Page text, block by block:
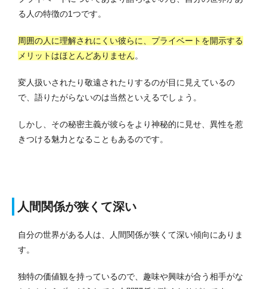
る人の特徴の1つです。
周囲の人に理解されにくい彼らに、プライベートを開示する
メリットはほとんどありません。
変人扱いされたり敬遠されたりするのが目に見えているの
で、語りたがらないのは当然といえるでしょう。
しかし、その秘密主義が彼らをより神秘的に見せ、異性を惹
きつける魅力となることもあるのです。
人間関係が狭くて深い
自分の世界がある人は、人間関係が狭くて深い傾向にありま
す。
独特の価値観を持っているので、趣味や興味が合う相手がな